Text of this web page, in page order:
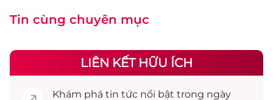
Tin cùng chuyên mục
LIÊN KẾT HỮU ÍCH
Khám phá tin tức nổi bật trong ngày